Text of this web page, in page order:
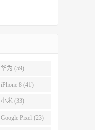
华为 (59)
iPhone 8 (41)
小米 (33)
Google Pixel (23)